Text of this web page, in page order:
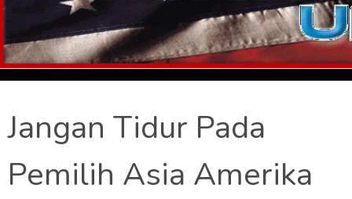
Jangan Tidur Pada
Pemilih Asia Amerika